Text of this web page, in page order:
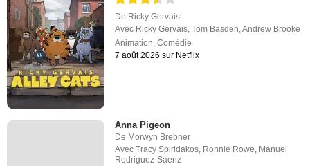
De Ricky Gervais
Avec Ricky Gervais,Tom Basden,Andrew Brooke
Animation,Comédie
7 août 2026 sur Netflix
Anna Pigeon
De Morwyn Brebner
AvecTracy Spiridakos, Ronnie Rowe, Manuel
Rodriguez-Saenz